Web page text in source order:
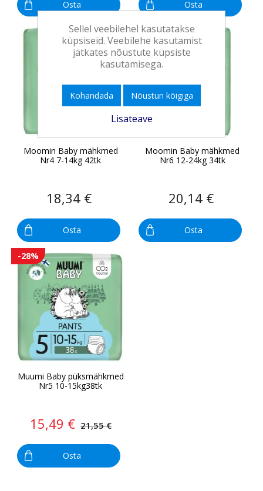
Osta Osta
Moomin Baby mähkmed
Nr4 7-14kg 42tk
18,34 €
Osta
Moomin Baby mähkmed
Nr6 12-24kg 34tk
20,14 €
Osta
-28%
Muumi Baby püksmähkmed
Nr5 10-15kg38tk
15,49 € 21,55 €
Osta
Sellel veebilehel kasutatakse
küpsiseid. Veebilehe kasutamist
jätkates nõustute küpsiste
kasutamisega.
Kohandada Nõustun kõigiga
Lisateave